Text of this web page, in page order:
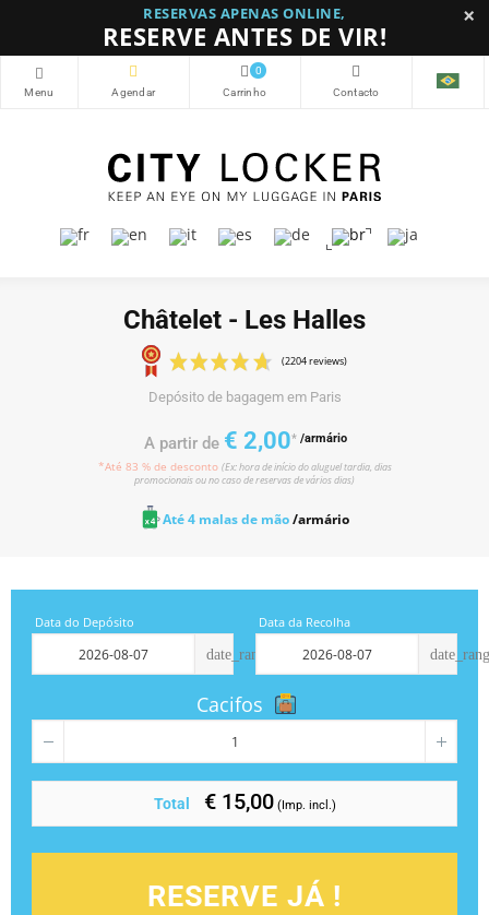
RESERVAS APENAS ONLINE,
RESERVE ANTES DE VIR!
×
0
Châtelet - Les Halles
Depósito de bagagem em Paris
A partir de € 2,00* /armário
*Até 83 % de desconto (Ex: hora de início do aluguel tardia, dias
promocionais ou no caso de reservas de vários dias)
Até 4 malas de mão/armário
Data do Depósito
date_range
Data da Recolha
Cacifos
Total € 15,00 (Imp. incl.)
RESERVE JÁ !